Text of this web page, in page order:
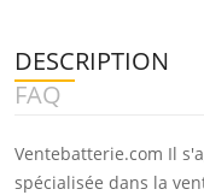
DESCRIPTION
FAQ
Ventebatterie.com Il
spécialisée dans la